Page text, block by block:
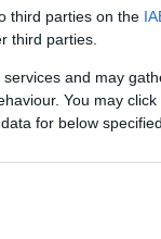
third parties on the
third parties.
and may
You may
for below